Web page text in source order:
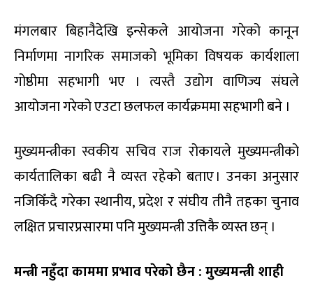
मंगलबार बिहानैदेखि इन्सेकले आयोजना गरेको कानून
निर्माणमा नागरिक समाजको भूमिका विषयक कार्यशाला
गोष्ठीमा सहभागी भए । त्यस्तै उद्योग वाणिज्य संघले
आयोजना गरेको एउटा छलफल कार्यक्रममा सहभागी बने ।
मुख्यमन्त्रीका स्वकीय सचिव राज रोकायले मुख्यमन्त्रीको
कार्यतालिका बढी नै व्यस्त रहेको बताए । उनका अनुसार
नजिकिँदै गरेका स्थानीय, प्रदेश र संघीय तीनै तहका चुनाव
लक्षित प्रचारप्रसारमा पनि मुख्यमन्त्री उत्तिकै व्यस्त छन् ।
मन्त्री नहुँदा काममा प्रभाव परेको छैन : मुख्यमन्त्री शाही